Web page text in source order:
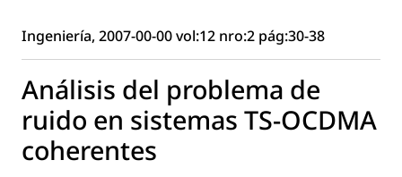
Ingeniería, 2007-00-00 vol:12 nro:2 pág:30-38
Análisis del problema de
ruido en sistemas TS-OCDMA
coherentes